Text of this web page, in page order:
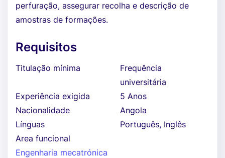
perfuração, assegurar recolha e descrição de
amostras de formações.
Requisitos
Titulação mínima
Frequência
universitária
Experiência exigida
5 Anos
Nacionalidade
Angola
Línguas
Português, Inglês
Area funcional
Engenharia mecatrónica